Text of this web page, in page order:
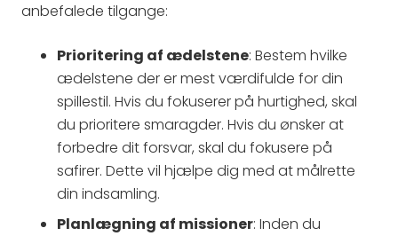
anbefalede tilgange:
Prioritering af ædelstene: Bestem hvilke
ædelstene der er mest værdifulde for din
spillestil. Hvis du fokuserer på hurtighed, skal
du prioritere smaragder. Hvis du ønsker at
forbedre dit forsvar, skal du fokusere på
safirer. Dette vil hjælpe dig med at målrette
din indsamling.
Planlægning af missioner: Inden du